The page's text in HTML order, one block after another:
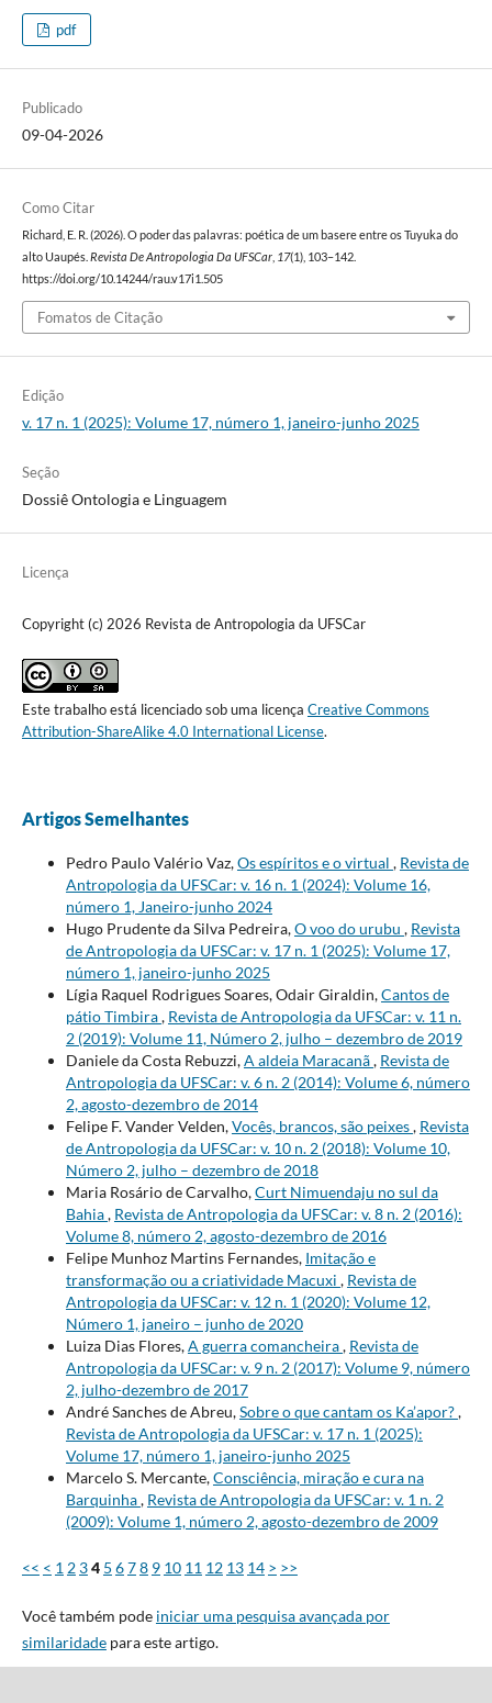
pdf
Publicado
09-04-2026
Como Citar
Richard, E. R. (2026). O poder das palavras: poética de um basere entre os Tuyuka do
alto Uaupés. Revista De Antropologia Da UFSCar, 17(1), 103–142.
https://doi.org/10.14244/rau.v17i1.505
Fomatos de Citação
Edição
v. 17 n. 1 (2025): Volume 17, número 1, janeiro-junho 2025
Seção
Dossiê Ontologia e Linguagem
Licença
Copyright (c) 2026 Revista de Antropologia da UFSCar
Este trabalho está licenciado sob uma licença Creative Commons
Attribution-ShareAlike 4.0 International License.
Artigos Semelhantes
Pedro Paulo Valério Vaz,Os espíritos e o virtual , Revista de
Antropologia da UFSCar: v. 16 n. 1 (2024): Volume 16,
número 1, Janeiro-junho 2024
Hugo Prudente da Silva Pedreira,O voo do urubu , Revista
de Antropologia da UFSCar: v. 17 n. 1 (2025): Volume 17,
número 1, janeiro-junho 2025
Lígia Raquel Rodrigues Soares, Odair Giraldin,Cantos de
pátio Timbira, Revista de Antropologia da UFSCar: v. 11 n.
2 (2019): Volume 11, Número 2, julho – dezembro de 2019
Daniele da Costa Rebuzzi,A aldeia Maracanã, Revista de
Antropologia da UFSCar: v. 6 n. 2 (2014): Volume 6, número
2, agosto-dezembro de 2014
Felipe F. Vander Velden,Vocês, brancos, são peixes, Revista
de Antropologia da UFSCar: v. 10 n. 2 (2018): Volume 10,
Número 2, julho – dezembro de 2018
Maria Rosário de Carvalho,Curt Nimuendaju no sul da
Bahia, Revista de Antropologia da UFSCar: v. 8 n. 2 (2016):
Volume 8, número 2, agosto-dezembro de 2016
Felipe Munhoz Martins Fernandes, Imitação e
transformação ou a criatividade Macuxi , Revista de
Antropologia da UFSCar: v. 12 n. 1 (2020): Volume 12,
Número 1, janeiro – junho de 2020
Luiza Dias Flores,A guerra comancheira, Revista de
Antropologia da UFSCar: v. 9 n. 2 (2017): Volume 9, número
2, julho-dezembro de 2017
André Sanches de Abreu,Sobre o que cantam os Ka’apor?,
Revista de Antropologia da UFSCar: v. 17 n. 1 (2025):
Volume 17, número 1, janeiro-junho 2025
Marcelo S. Mercante,Consciência, miração e cura na
Barquinha, Revista de Antropologia da UFSCar: v. 1 n. 2
(2009): Volume 1, número 2, agosto-dezembro de 2009
<< < 12 34 5 678 9 10 11 12 13 14 > >>
Você também pode iniciar uma pesquisa avançada por
similaridadepara este artigo.